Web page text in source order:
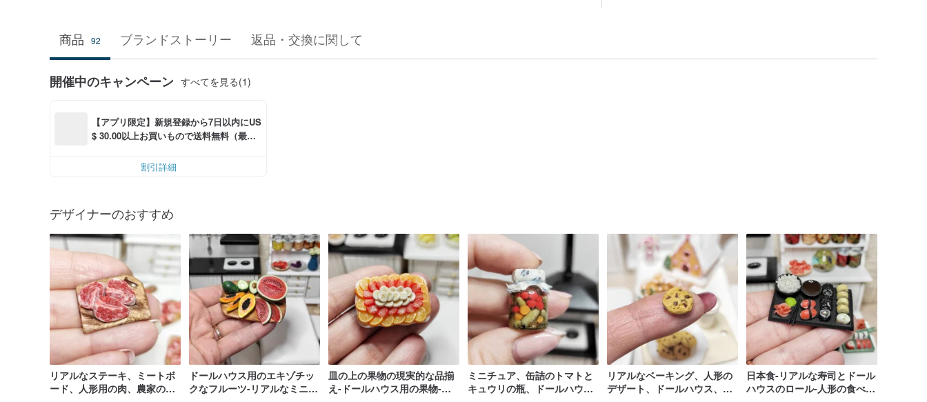
商品 92 ブランドストーリー 返品・交換に関して
開催中のキャンペーン すべてを見る(1)
【アプリ限定】新規登録から7日以内にUS
$ 30.00以上お買いもので送料無料（最大U
割引詳細
デザイナーのおすすめ
リアルなステーキ、ミートボ
ード、人形用の肉、農家の食
ドールハウス用のエキゾチッ
クなフルーツ-リアルなミニチ
皿の上の果物の現実的な品揃
え-ドールハウス用の果物-ミ
ミニチュア、缶詰のトマトと
キュウリの瓶、ドールハウ
リアルなベーキング、人形の
デザート、ドールハウス、ジ
日本食-リアルな寿司とドール
ハウスのロール-人形の食べ